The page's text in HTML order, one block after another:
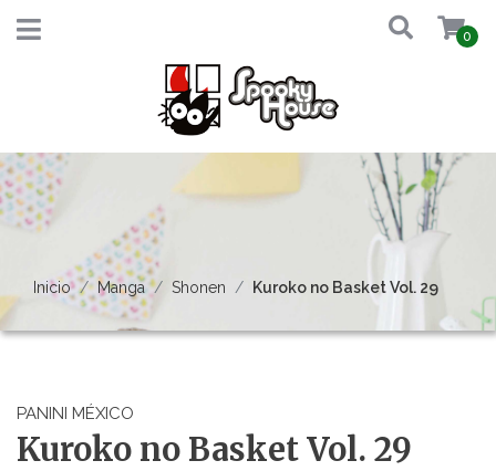
0
Inicio Manga Shonen Kuroko no Basket Vol. 29
PANINI MÉXICO
Kuroko no Basket Vol. 29